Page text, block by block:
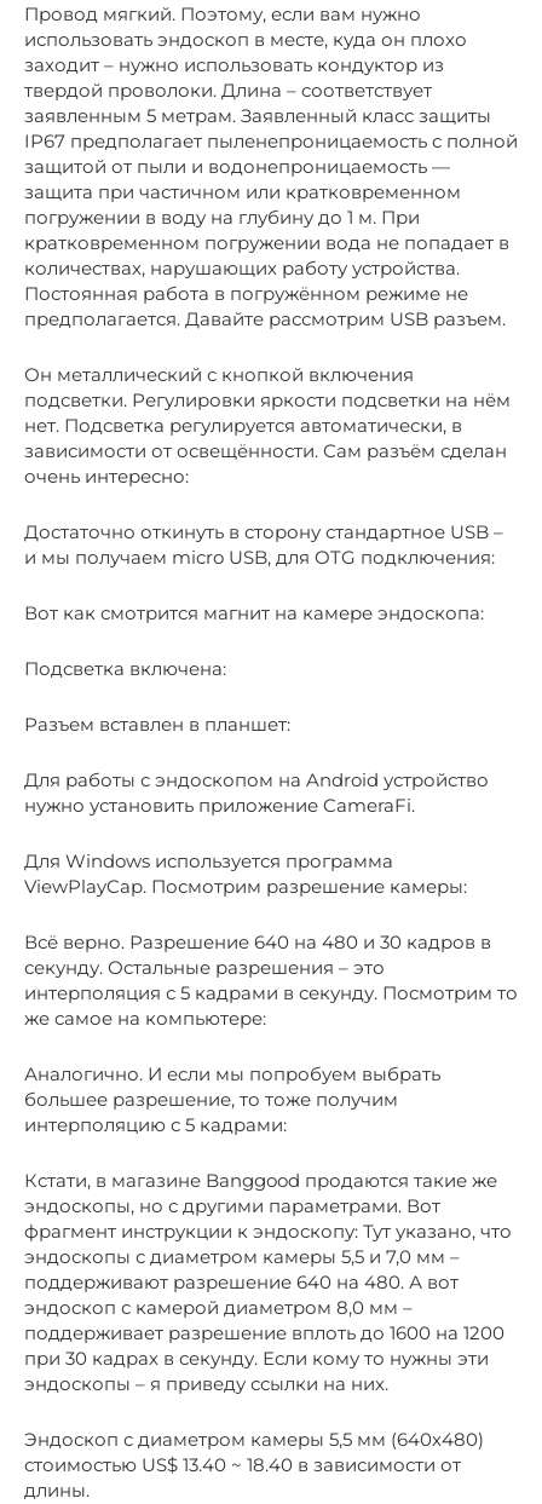
Провод мягкий. Поэтому, если вам нужно
использовать эндоскоп в месте, куда он плохо
заходит – нужно использовать кондуктор из
твердой проволоки. Длина – соответствует
заявленным 5 метрам. Заявленный класс защиты
IP67 предполагает пыленепроницаемость с полной
защитой от пыли и водонепроницаемость —
защита при частичном или кратковременном
погружении в воду на глубину до 1 м. При
кратковременном погружении вода не попадает в
количествах, нарушающих работу устройства.
Постоянная работа в погружённом режиме не
предполагается. Давайте рассмотрим USB разъем.
Он металлический с кнопкой включения
подсветки. Регулировки яркости подсветки на нём
нет. Подсветка регулируется автоматически, в
зависимости от освещённости. Сам разъём сделан
очень интересно:
Достаточно откинуть в сторону стандартное USB –
и мы получаем micro USB, для OTG подключения:
Вот как смотрится магнит на камере эндоскопа:
Подсветка включена:
Разъем вставлен в планшет:
Для работы с эндоскопом на Android устройство
нужно установить приложение CameraFi.
Для Windows используется программа
ViewPlayCap. Посмотрим разрешение камеры:
Всё верно. Разрешение 640 на 480 и 30 кадров в
секунду. Остальные разрешения – это
интерполяция с 5 кадрами в секунду. Посмотрим то
же самое на компьютере:
Аналогично. И если мы попробуем выбрать
большее разрешение, то тоже получим
интерполяцию с 5 кадрами:
Кстати, в магазине Banggood продаются такие же
эндоскопы, но с другими параметрами. Вот
фрагмент инструкции к эндоскопу: Тут указано, что
эндоскопы с диаметром камеры 5,5 и 7,0 мм –
поддерживают разрешение 640 на 480. А вот
эндоскоп с камерой диаметром 8,0 мм –
поддерживает разрешение вплоть до 1600 на 1200
при 30 кадрах в секунду. Если кому то нужны эти
эндоскопы – я приведу ссылки на них.
Эндоскоп с диаметром камеры 5,5 мм (640х480)
стоимостью US$ 13.40 ~ 18.40 в зависимости от
длины.